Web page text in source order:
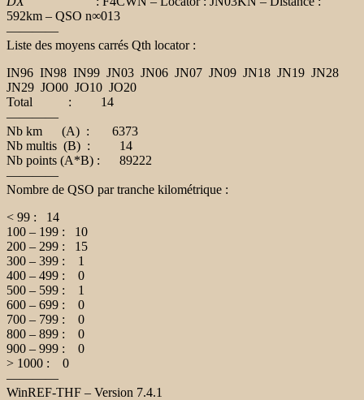
592km – QSO n∞013
————
Liste des moyens carrés Qth locator :
IN96 IN98 IN99 JN03 JN06 JN07 JN09 JN18 JN19 JN28
JN29 JO00 JO10 JO20
Total : 14
————
Nb km (A) : 6373
Nb multis (B) : 14
Nb points (A*B) : 89222
————
Nombre de QSO par tranche kilométrique :
< 99 : 14
100 – 199 : 10
200 – 299 : 15
300 – 399 : 1
400 – 499 : 0
500 – 599 : 1
600 – 699 : 0
700 – 799 : 0
800 – 899 : 0
900 – 999 : 0
> 1000 : 0
————
WinREF-THF – Version 7.4.1